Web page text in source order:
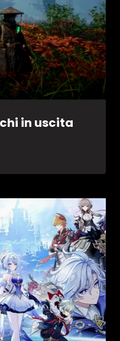
in uscita